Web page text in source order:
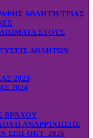
ΑΘΛΗΤΉ/ΤΡΙΑΣ
ΣΤΟΥΣ
ΑΘΛΗΤΏΝ
2023
2024
ΒΡΆΧΟΥ
ΑΝΑΡΡΊΧΗΣΗΣ
ΣΕΠ-ΟΚΤ 2026